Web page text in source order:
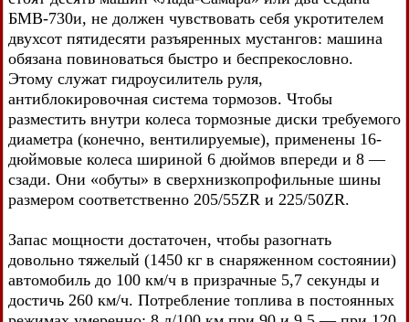
БМВ-730и, не должен чувствовать себя укротителем
двухсот пятидесяти разъяренных мустангов: машина
обязана повиноваться быстро и беспрекословно.
Этому служат гидроусилитель руля,
антиблокировочная система тормозов. Чтобы
разместить внутри колеса тормозные диски требуемого
диаметра (конечно, вентилируемые), применены 16-
дюймовые колеса шириной 6 дюймов впереди и 8 —
сзади. Они «обуты» в сверхнизкопрофильные шины
размером соответственно 205/55ZR и 225/50ZR.
Запас мощности достаточен, чтобы разогнать
довольно тяжелый (1450 кг в снаряженном состоянии)
автомобиль до 100 км/ч в призрачные 5,7 секунды и
достичь 260 км/ч. Потребление топлива в постоянных